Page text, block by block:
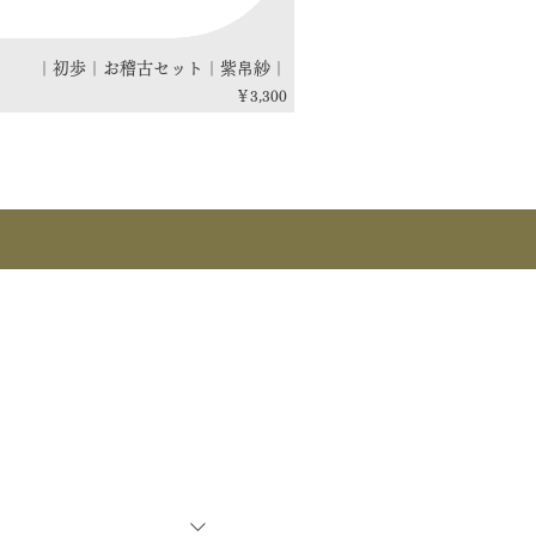
｜初歩｜お稽古セット｜紫帛紗｜
価格
￥3,300